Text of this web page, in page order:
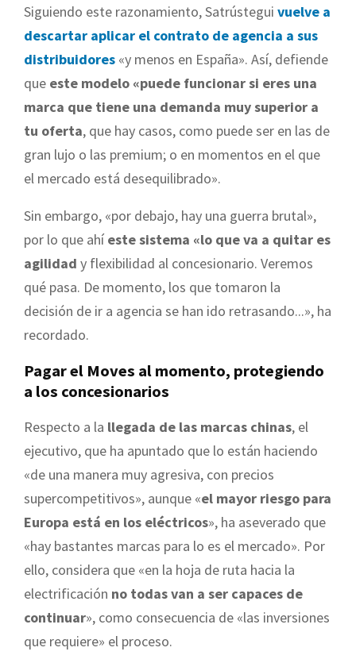
Siguiendo este razonamiento, Satrústegui vuelve a
descartar aplicar el contrato de agencia a sus
distribuidores «y menos en España». Así, defiende
que este modelo «puede funcionar si eres una
marca que tiene una demanda muy superior a
tu oferta, que hay casos, como puede ser en las de
gran lujo o las premium; o en momentos en el que
el mercado está desequilibrado».
Sin embargo, «por debajo, hay una guerra brutal»,
por lo que ahí este sistema «lo que va a quitar es
agilidad y flexibilidad al concesionario. Veremos
qué pasa. De momento, los que tomaron la
decisión de ir a agencia se han ido retrasando...», ha
recordado.
Pagar el Moves al momento, protegiendo
a los concesionarios
Respecto a la llegada de las marcas chinas, el
ejecutivo, que ha apuntado que lo están haciendo
«de una manera muy agresiva, con precios
supercompetitivos», aunque «el mayor riesgo para
Europa está en los eléctricos», ha aseverado que
«hay bastantes marcas para lo es el mercado». Por
ello, considera que «en la hoja de ruta hacia la
electrificación no todas van a ser capaces de
continuar», como consecuencia de «las inversiones
que requiere» el proceso.